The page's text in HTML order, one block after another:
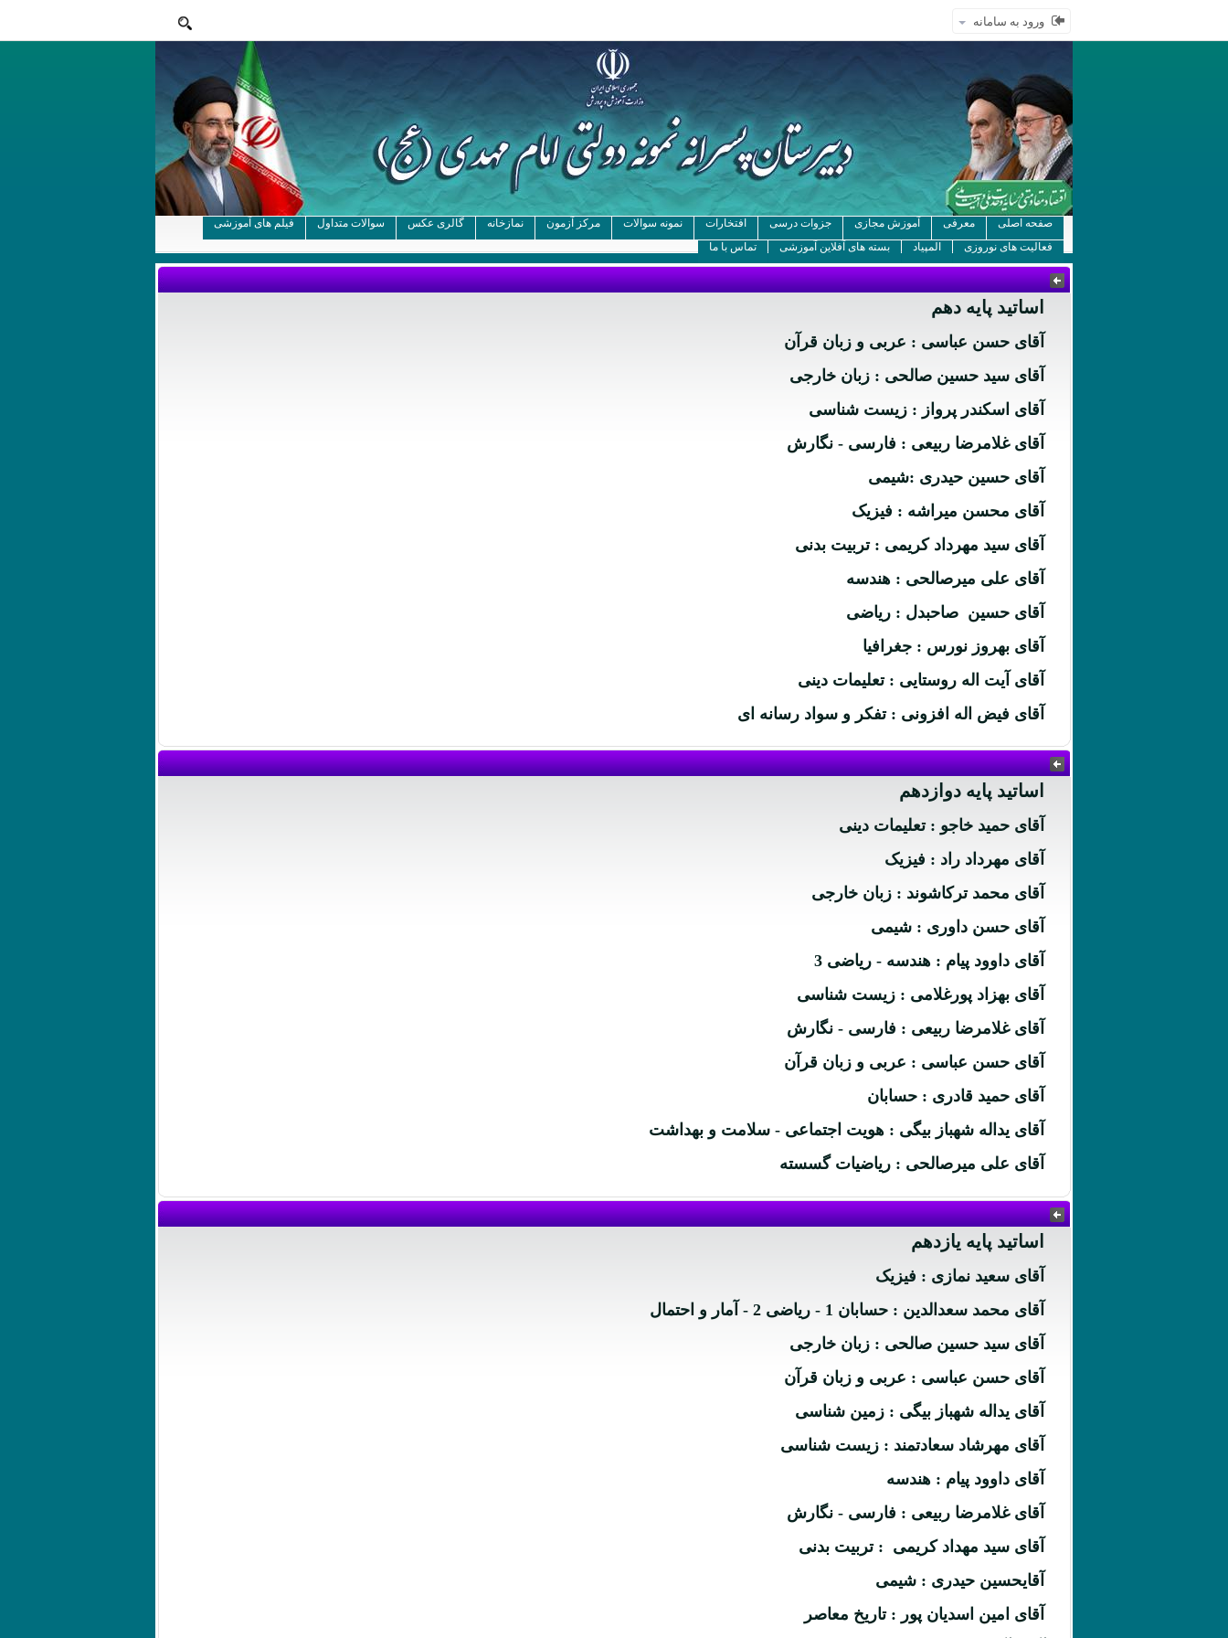
ورود به سامانه
صفحه اصلی معرفی آموزش مجازی جزوات درسی افتخارات نمونه سوالات مرکز آزمون نمازخانه گالری عکس سوالات متداول
فیلم های آموزشی
فعالیت های نوروزی
المپیاد بسته های آفلاین آموزشی تماس با ما
اساتید پایه دهم
آقای حسن عباسی : عربی و زبان قرآن
آقای سید حسین صالحی : زبان خارجی
آقای اسکندر پرواز : زیست شناسی
آقای غلامرضا ربیعی : فارسی - نگارش
آقای حسین حیدری :شیمی
آقای محسن میراشه : فیزیک
آقای سید مهرداد کریمی : تربیت بدنی
آقای علی میرصالحی : هندسه
آقای حسین صاحبدل : ریاضی
آقای بهروز نورس : جغرافیا
آقای آیت اله روستایی : تعلیمات دینی
آقای فیض اله افزونی : تفکر و سواد رسانه ای
اساتید پایه دوازدهم
آقای حمید خاجو : تعلیمات دینی
آقای مهرداد راد : فیزیک
آقای محمد ترکاشوند : زبان خارجی
آقای حسن داوری : شیمی
آقای داوود پیام : هندسه - ریاضی 3
آقای بهزاد پورغلامی : زیست شناسی
آقای غلامرضا ربیعی : فارسی - نگارش
آقای حسن عباسی : عربی و زبان قرآن
آقای حمید قادری : حسابان
آقای یداله شهباز بیگی : هویت اجتماعی - سلامت و بهداشت
آقای علی میرصالحی : ریاضیات گسسته
اساتید پایه یازدهم
آقای سعید نمازی : فیزیک
آقای محمد سعدالدین : حسابان 1 - ریاضی 2 - آمار و احتمال
آقای سید حسین صالحی : زبان خارجی
آقای حسن عباسی : عربی و زبان قرآن
آقای یداله شهباز بیگی : زمین شناسی
آقای مهرشاد سعادتمند : زیست شناسی
آقای داوود پیام : هندسه
آقای غلامرضا ربیعی : فارسی - نگارش
آقای سید مهداد کریمی : تربیت بدنی
آقایحسین حیدری : شیمی
آقای امین اسدیان پور : تاریخ معاصر